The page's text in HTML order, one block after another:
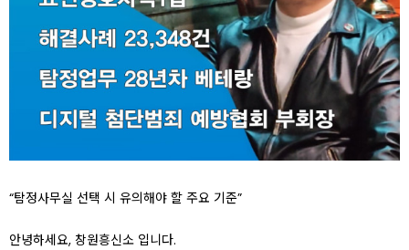
“탐정사무실 선택 시 유의해야 할 주요 기준”
안녕하세요, 창원흥신소 입니다.